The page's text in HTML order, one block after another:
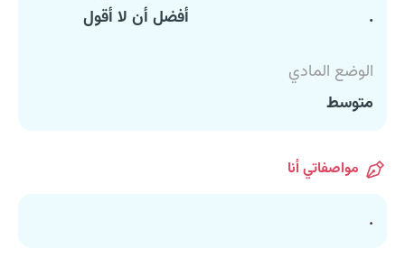
.
أفضل أن لا أقول
الوضع المادي
متوسط
مواصفاتي أنا
.